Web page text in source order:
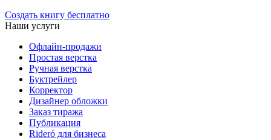
Создать книгу бесплатно
Наши услуги
Офлайн-продажи
Простая верстка
Ручная верстка
Буктрейлер
Корректор
Дизайнер обложки
Заказ тиража
Публикация
Rideró для бизнеса